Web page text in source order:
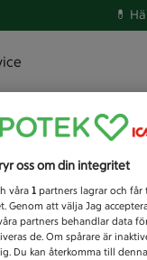
💊
letar du efter idag?
oss om din integritet
våra 1 partners lagrar och
Genom att välja Jag
partners behandlar data
de. Om spårare är
Du kan återkomma till